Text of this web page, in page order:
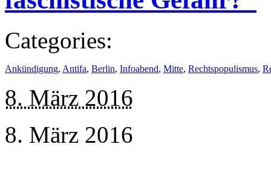
Categories:
Ankündigung, Antifa, Berlin, Infoabend, Mitte, Rechtspopulismus,
8. März 2016
8. März 2016